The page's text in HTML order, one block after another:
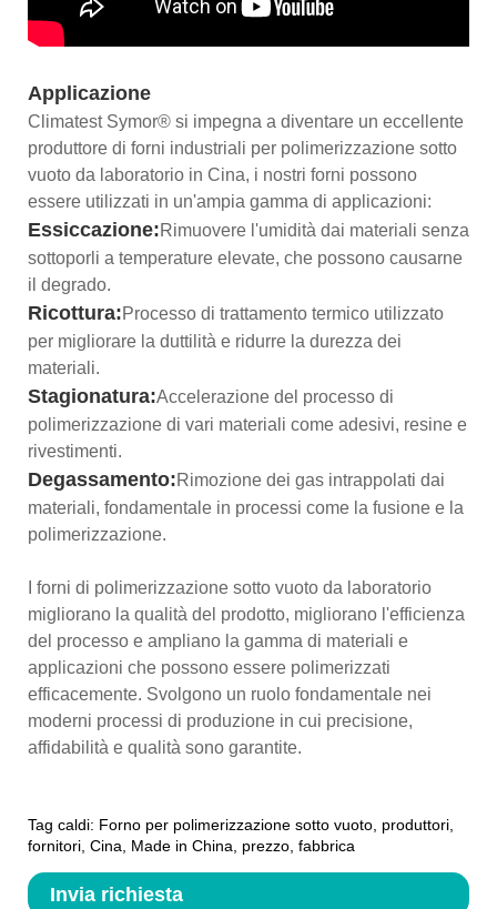
Applicazione
Climatest Symor® si impegna a diventare un eccellente
produttore di forni industriali per polimerizzazione sotto
vuoto da laboratorio in Cina, i nostri forni possono
essere utilizzati in un'ampia gamma di applicazioni:
Essiccazione:Rimuovere l'umidità dai materiali senza
sottoporli a temperature elevate, che possono causarne
il degrado.
Ricottura:Processo di trattamento termico utilizzato
per migliorare la duttilità e ridurre la durezza dei
materiali.
Stagionatura:Accelerazione del processo di
polimerizzazione di vari materiali come adesivi, resine e
rivestimenti.
Degassamento:Rimozione dei gas intrappolati dai
materiali, fondamentale in processi come la fusione e la
polimerizzazione.
I forni di polimerizzazione sotto vuoto da laboratorio
migliorano la qualità del prodotto, migliorano l'efficienza
del processo e ampliano la gamma di materiali e
applicazioni che possono essere polimerizzati
efficacemente. Svolgono un ruolo fondamentale nei
moderni processi di produzione in cui precisione,
affidabilità e qualità sono garantite.
Tag caldi: Forno per polimerizzazione sotto vuoto, produttori,
fornitori, Cina, Made in China, prezzo, fabbrica
Invia richiesta